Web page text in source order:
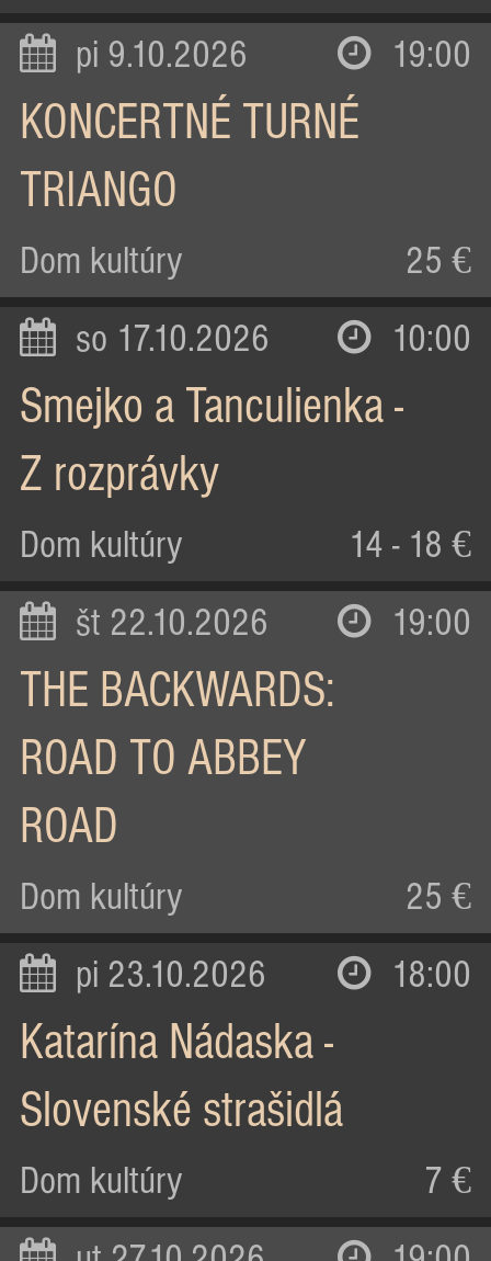
pi 9.10.2026 19:00
KONCERTNÉ TURNÉ
TRIANGO
Dom kultúry 25 €
so 17.10.2026 10:00
Smejko a Tanculienka -
Z rozprávky
Dom kultúry 14 - 18 €
št 22.10.2026 19:00
THE BACKWARDS:
ROAD TO ABBEY
ROAD
Dom kultúry 25 €
pi 23.10.2026 18:00
Katarína Nádaska -
Slovenské strašidlá
Dom kultúry 7 €